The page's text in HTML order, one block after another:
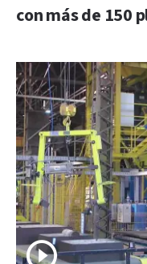
con más de 150